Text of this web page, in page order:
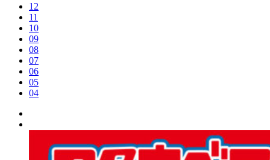
12
11
10
09
08
07
06
05
04